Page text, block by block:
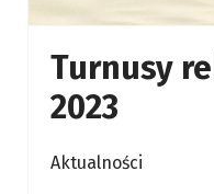
Turnusy
2023
Aktualności